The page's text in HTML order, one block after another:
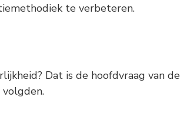
te verbeteren.
Dat is de hoofdvraag van de